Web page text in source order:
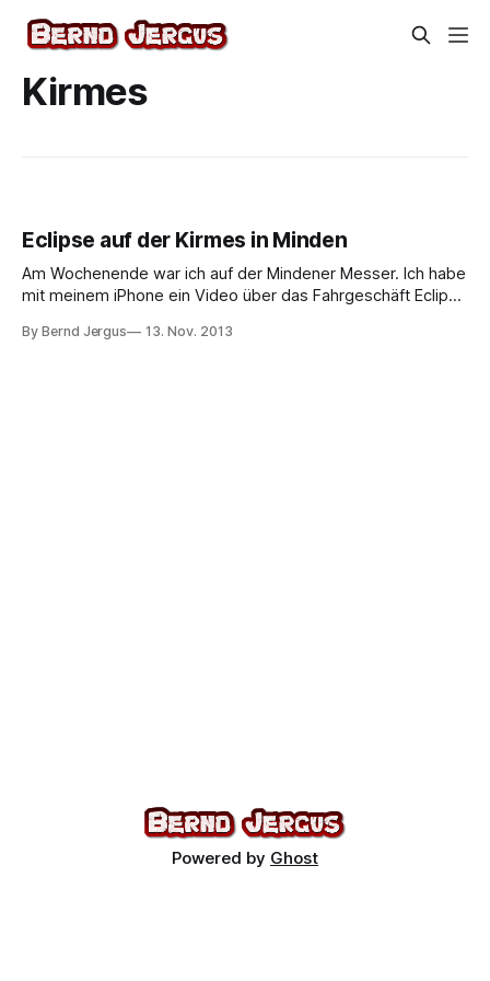
Kirmes
Eclipse auf der Kirmes in Minden
Am Wochenende war ich auf der Mindener Messer. Ich habe
mit meinem iPhone ein Video über das Fahrgeschäft Eclipse
dafür in einer Gondel in schwindelerregende Höhen (50
By Bernd Jergus 13. Nov. 2013
Powered by Ghost